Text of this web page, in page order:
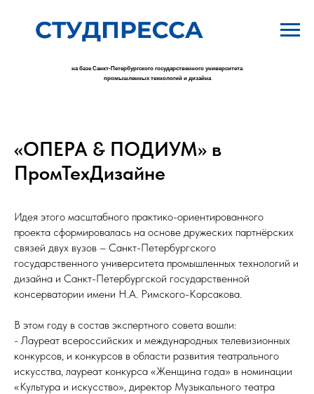
на базе Санкт-Петербургского государственного университета
промышленных технологий и дизайна
«ОПЕРА & ПОДИУМ» в
ПромТехДизайне
Идея этого масштабного практико-ориентированного
проекта сформировалась на основе дружеских партнёрских
связей двух вузов – Санкт-Петербургского
государственного университета промышленных технологий и
дизайна и Санкт-Петербургской государственной
консерватории имени Н.А. Римского-Корсакова.
В этом году в состав экспертного совета вошли:
- Лауреат всероссийских и международных телевизионных
конкурсов, и конкурсов в области развития театрального
искусства, лауреат конкурса «Женщина года» в номинации
«Культура и искусство», директор Музыкального театра